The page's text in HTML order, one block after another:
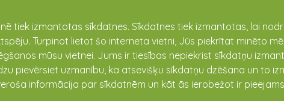
tiek izmantotas sīkdatnes. Sīkdatnes tiek izmantotas, lai
Turpinot lietot šo interneta vietni, Jūs piekrītat minēto
mūsu vietnei. Jums ir tiesības nepiekrist sīkdatņu
pievērsiet uzmanību, ka atsevišķu sīkdatņu dzēšana un to
informācija par sīkdatnēm un kāt ās ierobežot ir